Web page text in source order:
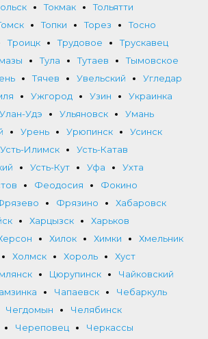
Токмак
Тольятти
Топки Торез
Тосно
Троицк Трудовое
Трускавец
Тула Тутаев
Тымовское
Тячев Увельский
Угледар
Ужгород Узин
Украинка
Улан-Удэ Ульяновск
Умань
Урень Урюпинск
Усинск
Усть-Илимск
Усть-Катав
Усть-Кут Уфа
Ухта
Феодосия
Фокино
Фрязино
Хабаровск
Харцызск
Харьков
Хилок Химки
Хмельник
Холмск Хороль
Хуст
Цюрупинск
Чайковский
Чапаевск
Чебаркуль
Чегдомын
Челябинск
Череповец
Черкассы